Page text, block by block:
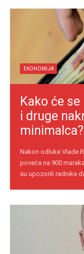
EKONOMIJA
Kako će
i druge
minimalca?
Nakon odluke Vlade
poveća na 900
su upozorili radnike